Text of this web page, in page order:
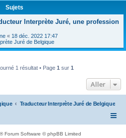
Sujets
Interprète Juré, une profession
« 18 déc. 2022 17:47
Juré de Belgique
1 résultat • Page 1 sur 1
Aller
Traducteur Interprète Juré de Belgique
® Forum Software © phpBB Limited